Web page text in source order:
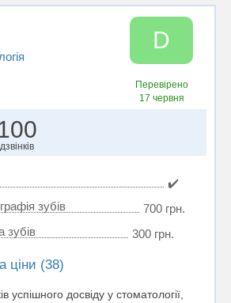
D
Перевірено
17 червня
дзвінків
✔️
зубів
700 грн.
зубів
300 грн.
ціни (38)
успішного досвіду у стоматології,